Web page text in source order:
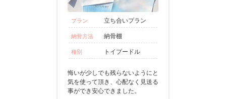
プラン 立ち合いプラン
納骨方法 納骨棚
種別 トイプードル
悔いが少しでも残らないようにと
気を使って頂き、心配なく見送る
事ができ安心できました。